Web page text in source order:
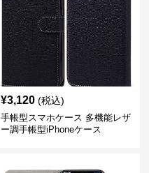
¥3,120 (税込)
手帳型スマホケース 多機能レザ
ー調手帳型iPhoneケース